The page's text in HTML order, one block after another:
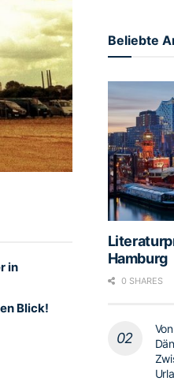
in
Blick!
Beliebte
Hamburg
0 SHARES